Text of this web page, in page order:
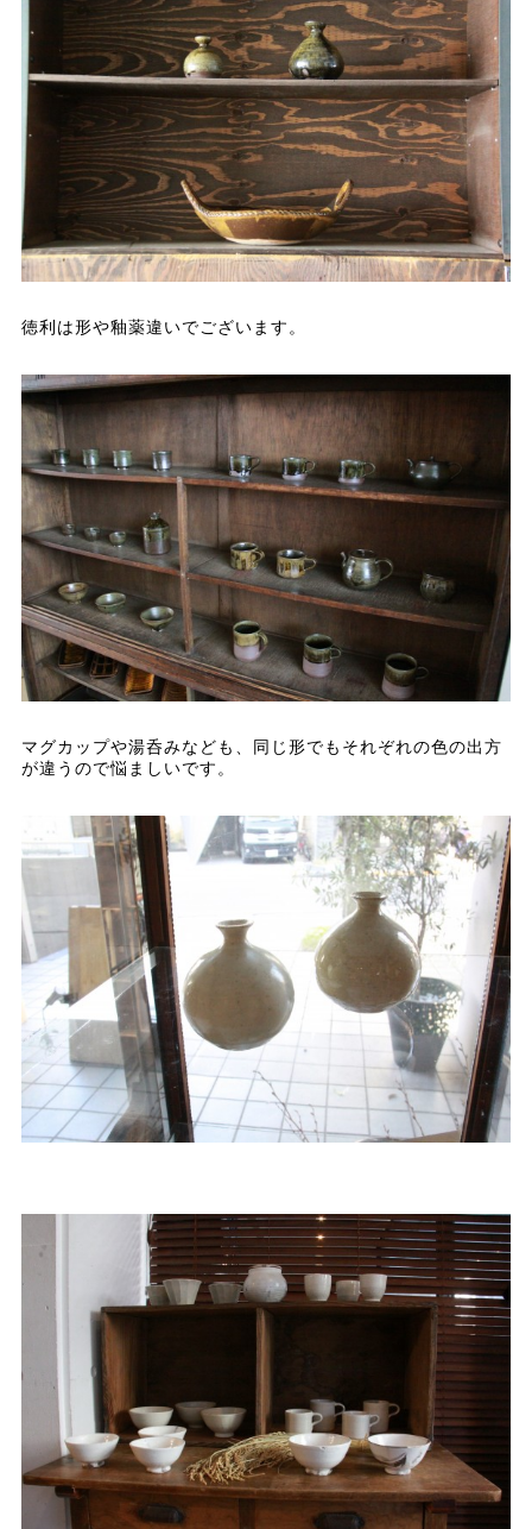
徳利は形や釉薬違いでございます。
マグカップや湯呑みなども、同じ形でもそれぞれの色の出方
が違うので悩ましいです。